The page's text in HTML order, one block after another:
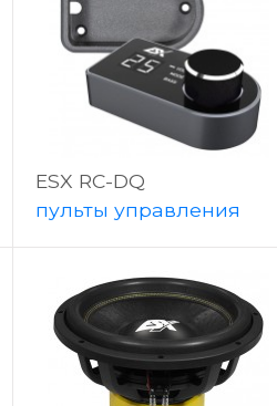
ESX RC-DQ
пульты управления